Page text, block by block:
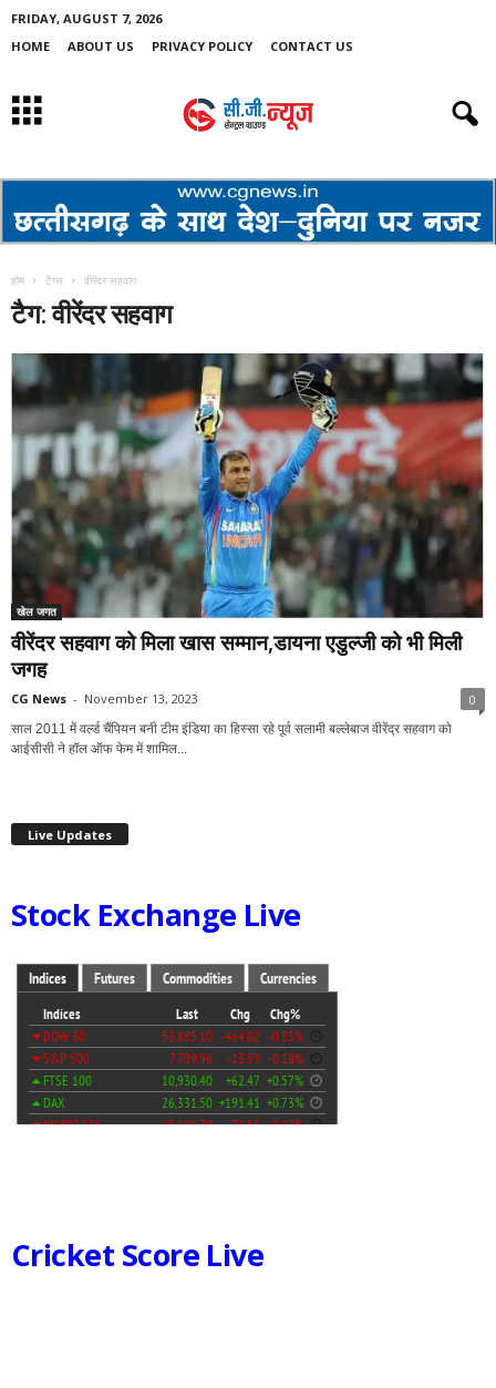
FRIDAY, AUGUST 7, 2026
HOME
ABOUT US PRIVACY POLICY CONTACT US
होम टैग्स वीरेंदर सहवाग
टैग: वीरेंदर सहवाग
खेल जगत
वीरेंदर सहवाग को मिला खास सम्मान,डायना एडुल्जी को भी मिली
जगह
CG News - November 13, 2023 0
साल 2011 में वर्ल्ड चैंपियन बनी टीम इंडिया का हिस्सा रहे पूर्व सलामी बल्लेबाज वीरेंद्र सहवाग को
आईसीसी ने हॉल ऑफ फेम में शामिल...
Live Updates
Stock Exchange Live
Cricket Score Live